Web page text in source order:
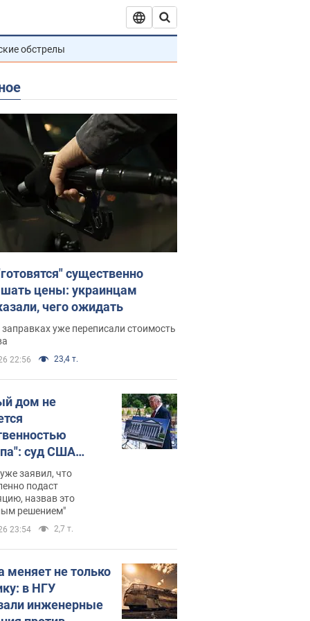
обстрелы
существенно
цены: украинцам
чего ожидать
уже переписали стоимость
22:56 23,4 т.
дом не
суд США
зала
400 млн
заявил, что
подаст
назвав это
решением"
23:54 2,7 т.
меняет не только
в НГУ
инженерные